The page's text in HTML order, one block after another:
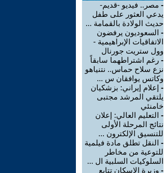
- مصر.. فيديو -قديم-
يدعي العثور على طفل
حديث الولادة بالقمامة ...
- السعوديون يرفضون
الاتفاقيات الإبراهيمية -
وول ستريت جورنال
- رغم اشتراطهما سابقاً
نزع سلاح حماس.. نتنياهو
وكاتس يوافقان س ...
- إعلام إيراني: بزشكيان
يلتقي المرشد مجتبى
خامنئي
- التعليم العالي: إعلان
نتائج المرحلة الأولى
للتنسيق الإلكترون ...
- النقل تطلق مادة فيلمية
للتوعية من مخاطر
السلوكيات السلبية ال ...
- وزيرة الإسكان تتابع